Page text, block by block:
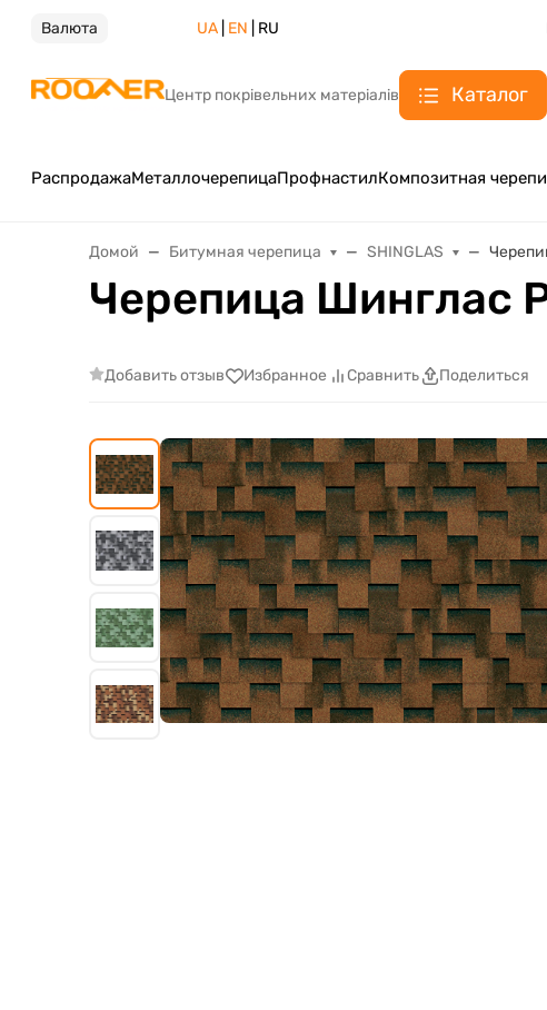
Валюта UA| EN | RU
Центр покрівельних матеріалів Каталог
РаспродажаМеталлочерепицаПрофнастилКомпозитная
Домой Битумная черепица SHINGLAS
Черепица Шинглас
Добавить отзыв Избранное Сравнить Поделиться